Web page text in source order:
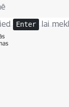
Enter lai